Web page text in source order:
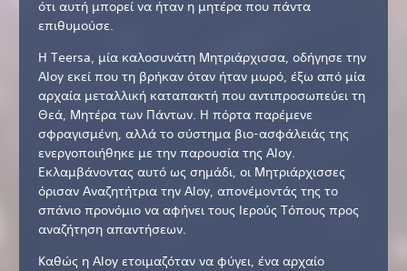
ότι αυτή μπορεί να ήταν η μητέρα που πάντα
επιθυμούσε.
Η Teersa, μία καλοσυνάτη Μητριάρχισσα, οδήγησε την
Aloy εκεί που τη βρήκαν όταν ήταν μωρό, έξω από μία
αρχαία μεταλλική καταπακτή που αντιπροσωπεύει τη
Θεά, Μητέρα των Πάντων. Η πόρτα παρέμενε
σφραγισμένη, αλλά το σύστημα βιο-ασφάλειάς της
ενεργοποιήθηκε με την παρουσία της Aloy.
Εκλαμβάνοντας αυτό ως σημάδι, οι Μητριάρχισσες
όρισαν Αναζητήτρια την Aloy, απονέμοντάς της το
σπάνιο προνόμιο να αφήνει τους Ιερούς Τόπους προς
αναζήτηση απαντήσεων.
Καθώς η Aloy ετοιμαζόταν να φύγει, ένα αρχαίο